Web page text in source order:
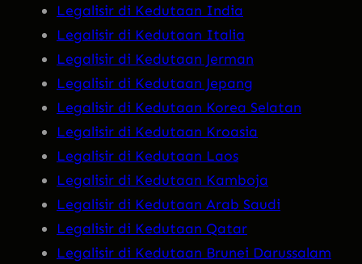
Legalisir di Kedutaan India
Legalisir di Kedutaan Italia
Legalisir di Kedutaan Jerman
Legalisir di Kedutaan Jepang
Legalisir di Kedutaan Korea Selatan
Legalisir di Kedutaan Kroasia
Legalisir di Kedutaan Laos
Legalisir di Kedutaan Kamboja
Legalisir di Kedutaan Arab Saudi
Legalisir di Kedutaan Qatar
Legalisir di Kedutaan Brunei Darussalam